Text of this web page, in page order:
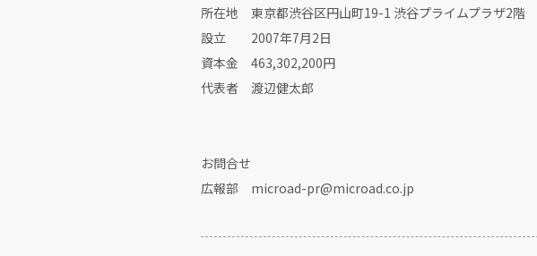
所在地 東京都渋谷区円山町19-1 渋谷プライムプラザ2階
設立 2007年7月2日
資本金 463,302,200円
代表者 渡辺健太郎
お問合せ
広報部 microad-pr@microad.co.jp